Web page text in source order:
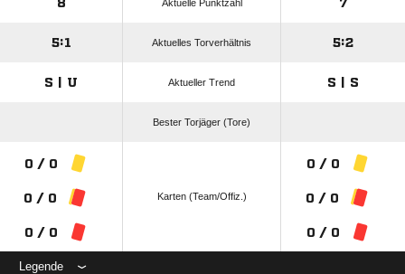
8 Aktuelle Punktzahl 7
5:1 Aktuelles Torverhältnis 5:2
S | U Aktueller Trend S | S
Bester Torjäger (Tore)
0 / 0
0 / 0
0 / 0
Karten (Team/Offiz.)
0 / 0
0 / 0
0 / 0
Legende